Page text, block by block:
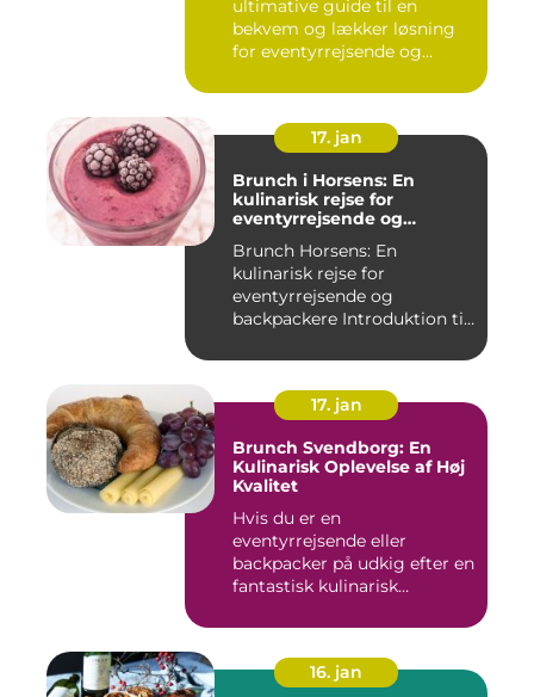
ultimative guide til en
bekvem og lækker løsning
for eventyrrejsende og
17. jan
Brunch i Horsens: En
kulinarisk rejse for
eventyrrejsende og
Brunch Horsens: En
kulinarisk rejse for
eventyrrejsende og
backpackere Introduktion til
17. jan
Brunch Svendborg: En
Kulinarisk Oplevelse af Høj
Kvalitet
Hvis du er en
eventyrrejsende eller
backpacker på udkig efter en
fantastisk kulinarisk
16. jan